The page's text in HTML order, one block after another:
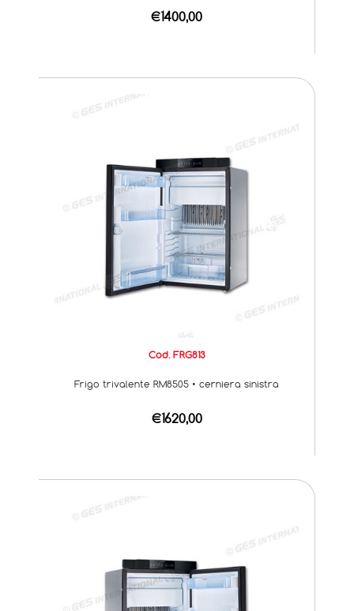
€1400,00
Cod. FRG813
Frigo trivalente RM8505 • cerniera sinistra
€1620,00